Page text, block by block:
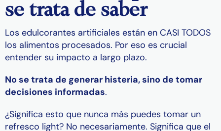
se trata de saber
Los edulcorantes artificiales están en CASI TODOS
los alimentos procesados. Por eso es crucial
entender su impacto a largo plazo.
No se trata de generar histeria, sino de tomar
decisiones informadas.
¿Significa esto que nunca más puedes tomar un
refresco light? No necesariamente. Significa que el